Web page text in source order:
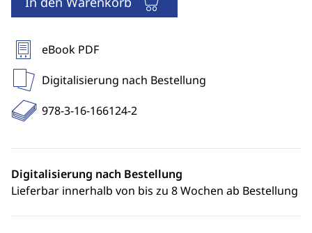
eBook PDF
Digitalisierung nach Bestellung
978-3-16-166124-2
Digitalisierung nach Bestellung
Lieferbar innerhalb von bis zu 8 Wochen ab Bestellung